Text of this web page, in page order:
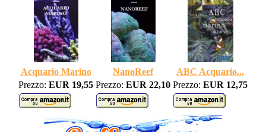
Acquario Marino NanoReef
ABC Acquario...
Prezzo: EUR 19,55 Prezzo: EUR 22,10 Prezzo: EUR 12,75